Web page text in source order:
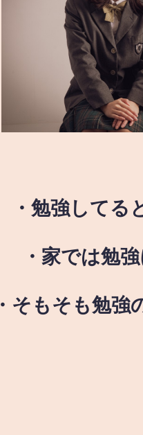
・勉強して
・家では勉
・そもそも勉